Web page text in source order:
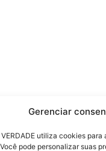
Gerenciar
VERDADE utiliza cookies
pode personalizar suas
Login